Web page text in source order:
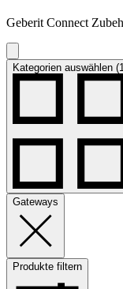
Geberit Connect
Kategorien auswählen
Gateways
Produkte filtern